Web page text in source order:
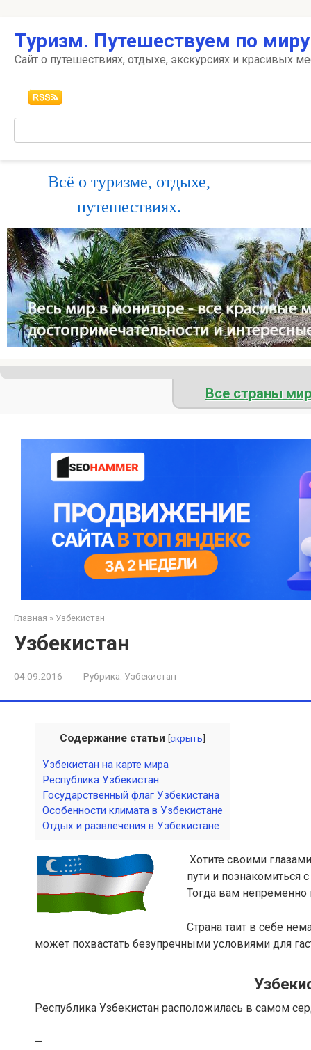
контенту
Туризм. Путешествуем по
Сайт о путешествиях, отдыхе, экскурсиях и красивых
Всё о туризме, отдыхе,
путешествиях.
Все страны
Главная » Узбекистан
Узбекистан
04.09.2016 Рубрика: Узбекистан
Содержание статьи [скрыть]
Узбекистан на карте мира
Республика Узбекистан
Государственный флаг Узбекистана
Особенности климата в Узбекистане
Отдых и развлечения в Узбекистане
Хотите своими
пути и познакомиться
Тогда вам непременно
Страна таит в себе
может похвастать безупречными условиями для
Республика Узбекистан расположилась в самом
—